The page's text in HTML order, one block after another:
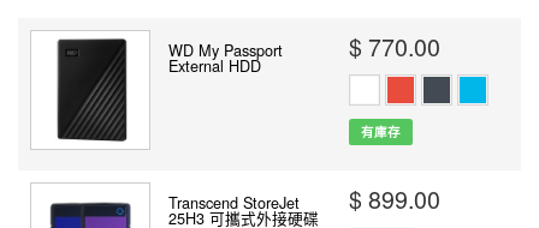
WD My Passport
External HDD
$ 770.00
有庫存
Transcend StoreJet
25H3 可攜式外接硬碟
$ 899.00